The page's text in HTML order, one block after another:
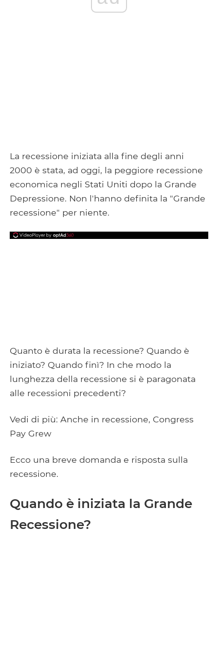
La recessione iniziata alla fine degli anni
2000 è stata, ad oggi, la peggiore recessione
economica negli Stati Uniti dopo la Grande
Depressione. Non l'hanno definita la "Grande
recessione" per niente.
Quanto è durata la recessione? Quando è
iniziato? Quando finì? In che modo la
lunghezza della recessione si è paragonata
alle recessioni precedenti?
Vedi di più: Anche in recessione, Congress
Pay Grew
Ecco una breve domanda e risposta sulla
recessione.
Quando è iniziata la Grande
Recessione?